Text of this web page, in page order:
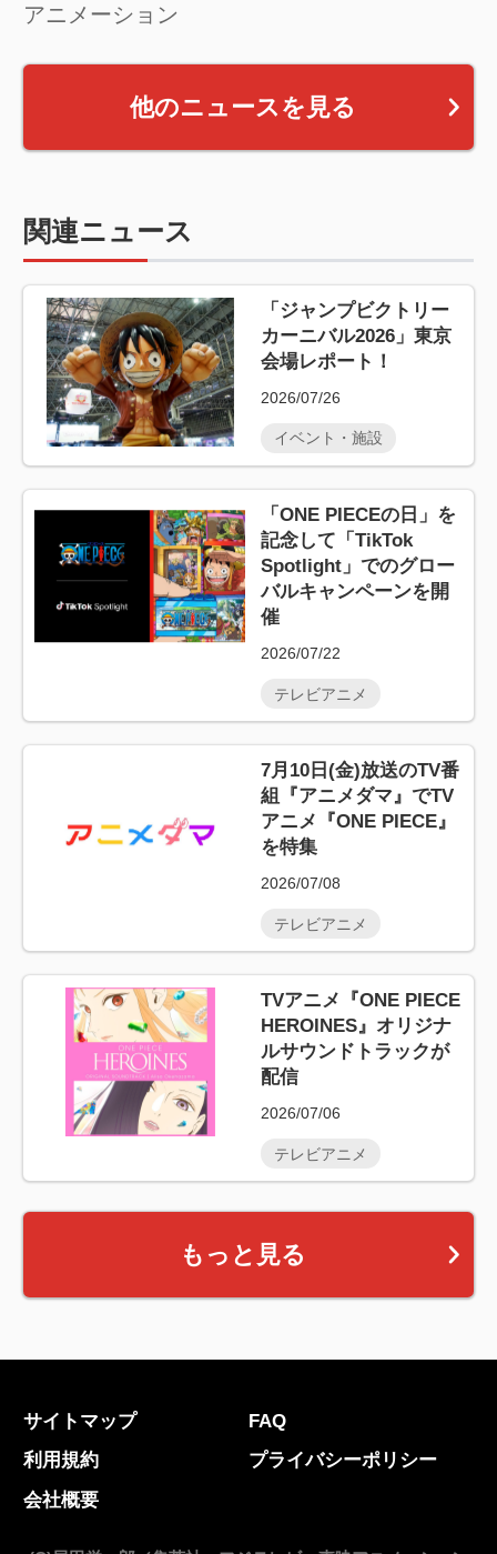
アニメーション
他のニュースを見る
関連ニュース
「ジャンプビクトリー
カーニバル2026」東京
会場レポート！
2026/07/26
イベント・施設
「ONE PIECEの日」を
記念して「TikTok
Spotlight」でのグロー
バルキャンペーンを開
催
2026/07/22
テレビアニメ
7月10日(金)放送のTV番
組『アニメダマ』でTV
アニメ『ONE PIECE』
を特集
2026/07/08
テレビアニメ
TVアニメ『ONE PIECE
HEROINES』オリジナ
ルサウンドトラックが
配信
2026/07/06
テレビアニメ
もっと見る
サイトマップ
FAQ
利用規約
プライバシーポリシー
会社概要